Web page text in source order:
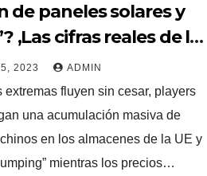
de paneles solares y
,Las cifras reales de la
2023 ADMIN
extremas fluyen sin cesar, players
una acumulación masiva de
en los almacenes de la UE y
mientras los precios…